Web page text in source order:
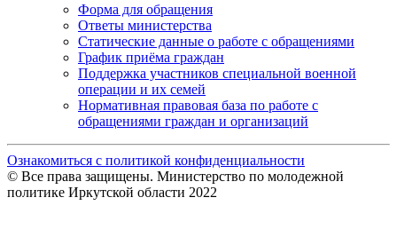
Форма для обращения
Ответы министерства
Статические данные о работе с обращениями
График приёма граждан
Поддержка участников специальной военной
операции и их семей
Нормативная правовая база по работе с
обращениями граждан и организаций
Ознакомиться с политикой конфиденциальности
© Все права защищены. Министерство по молодежной
политике Иркутской области 2022